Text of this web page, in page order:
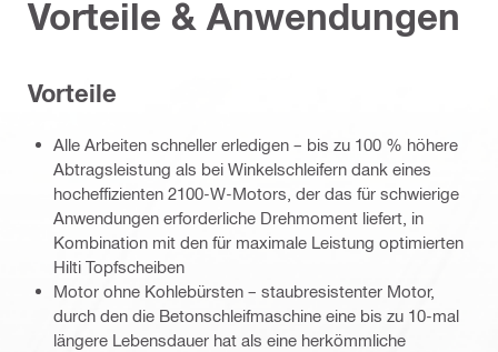
Vorteile & Anwendungen
Vorteile
Alle Arbeiten schneller erledigen – bis zu 100 % höhere
Abtragsleistung als bei Winkelschleifern dank eines
hocheffizienten 2100-W-Motors, der das für schwierige
Anwendungen erforderliche Drehmoment liefert, in
Kombination mit den für maximale Leistung optimierten
Hilti Topfscheiben
Motor ohne Kohlebürsten – staubresistenter Motor,
durch den die Betonschleifmaschine eine bis zu 10-mal
längere Lebensdauer hat als eine herkömmliche